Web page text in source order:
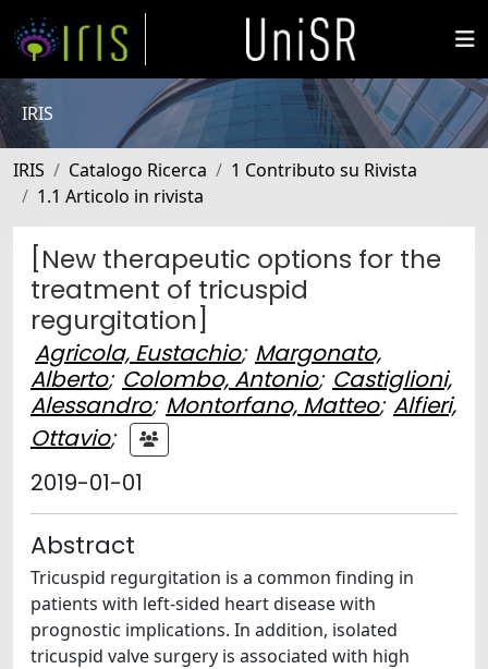
IRIS
IRIS Catalogo Ricerca
1 Contributo su Rivista
1.1 Articolo in rivista
[New therapeutic options for the
treatment of tricuspid
regurgitation]
Agricola, Eustachio; Margonato,
Alberto; Colombo, Antonio; Castiglioni,
Alessandro; Montorfano, Matteo; Alfieri,
Ottavio;
2019-01-01
Abstract
Tricuspid regurgitation is a common finding in
patients with left-sided heart disease with
prognostic implications. In addition, isolated
tricuspid valve surgery is associated with high